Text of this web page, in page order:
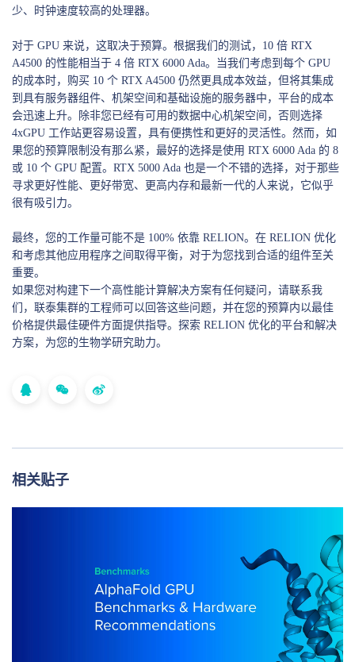
少、时钟速度较高的处理器。
对于 GPU 来说，这取决于预算。根据我们的测试，10 倍 RTX
A4500 的性能相当于 4 倍 RTX 6000 Ada。当我们考虑到每个 GPU
的成本时，购买 10 个 RTX A4500 仍然更具成本效益，但将其集成
到具有服务器组件、机架空间和基础设施的服务器中，平台的成本
会迅速上升。除非您已经有可用的数据中心机架空间，否则选择
4xGPU 工作站更容易设置，具有便携性和更好的灵活性。然而，如
果您的预算限制没有那么紧，最好的选择是使用 RTX 6000 Ada 的 8
或 10 个 GPU 配置。RTX 5000 Ada 也是一个不错的选择，对于那些
寻求更好性能、更好带宽、更高内存和最新一代的人来说，它似乎
很有吸引力。
最终，您的工作量可能不是 100% 依靠 RELION。在 RELION 优化
和考虑其他应用程序之间取得平衡，对于为您找到合适的组件至关
重要。
如果您对构建下一个高性能计算解决方案有任何疑问，请联系我
们，联泰集群的工程师可以回答这些问题，并在您的预算内以最佳
价格提供最佳硬件方面提供指导。探索 RELION 优化的平台和解决
方案，为您的生物学研究助力。
相关贴子